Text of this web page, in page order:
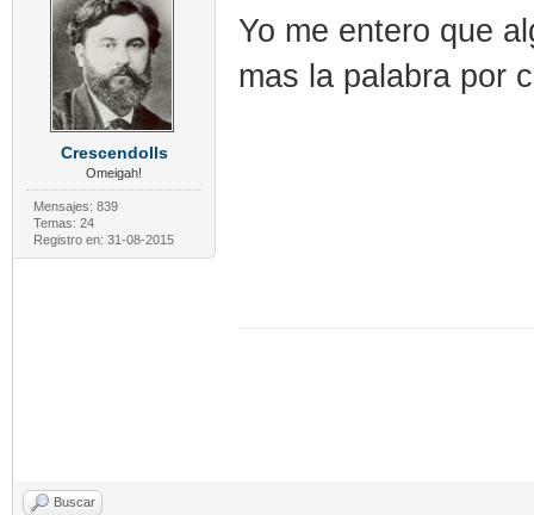
Crescendolls
Omeigah!
Mensajes: 839
Temas: 24
Registro en: 31-08-2015
Yo me entero que
mas la palabra por
Buscar